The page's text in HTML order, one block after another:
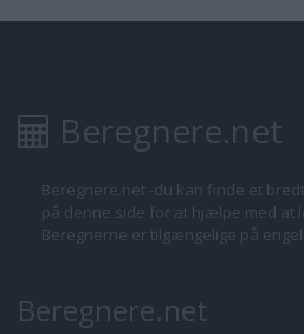
Beregnere.net
Beregnere.net -du kan finde et
på denne side for at hjælpe med at
Beregnerne er tilgængelige på
Beregnere.net